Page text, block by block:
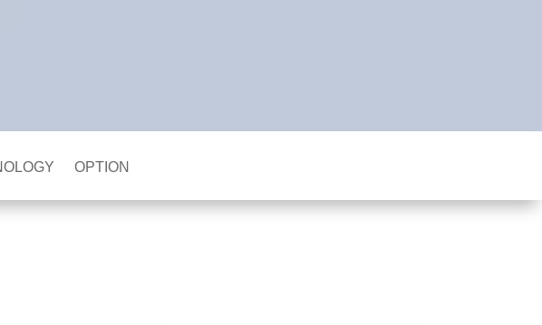
OPTION